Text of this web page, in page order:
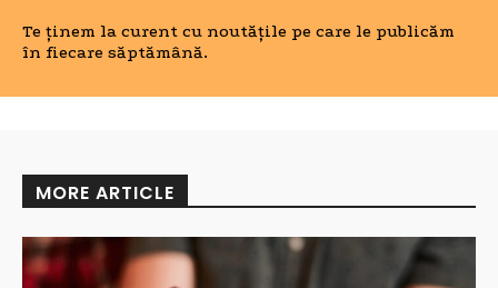
Te ținem la curent cu noutățile pe care le publicăm
în fiecare săptămână.
MORE ARTICLE